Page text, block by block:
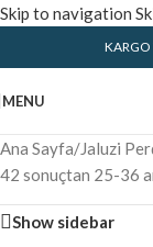
Skip to navigation
KARGO
MENU
Ana Sayfa/Jaluzi
42 sonuçtan 25-36
Show sidebar